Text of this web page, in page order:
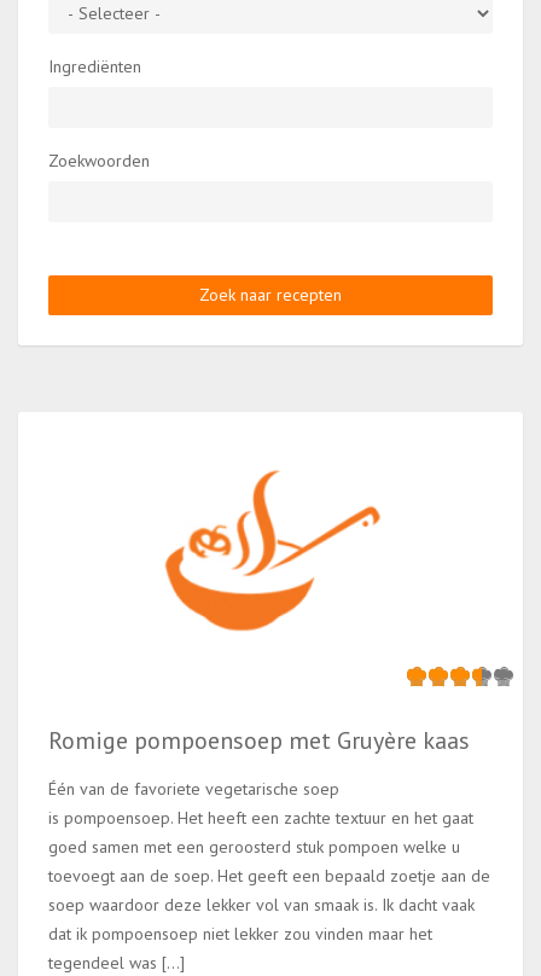
Ingrediënten
Zoekwoorden
Zoek naar recepten
Romige pompoensoep met Gruyère kaas
Één van de favoriete vegetarische soep
is pompoensoep. Het heeft een zachte textuur en het gaat
goed samen met een geroosterd stuk pompoen welke u
toevoegt aan de soep. Het geeft een bepaald zoetje aan de
soep waardoor deze lekker vol van smaak is. Ik dacht vaak
dat ik pompoensoep niet lekker zou vinden maar het
tegendeel was […]